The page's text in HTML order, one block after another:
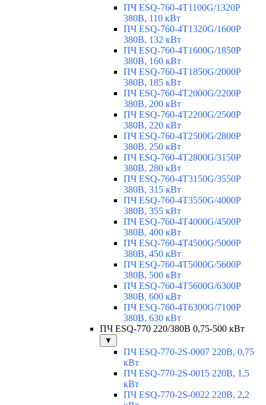
ПЧ ESQ-760-4T1100G/1320P
380В, 110 кВт
ПЧ ESQ-760-4T1320G/1600P
380В, 132 кВт
ПЧ ESQ-760-4T1600G/1850P
380В, 160 кВт
ПЧ ESQ-760-4T1850G/2000P
380В, 185 кВт
ПЧ ESQ-760-4T2000G/2200P
380В, 200 кВт
ПЧ ESQ-760-4T2200G/2500P
380В, 220 кВт
ПЧ ESQ-760-4T2500G/2800P
380В, 250 кВт
ПЧ ESQ-760-4T2800G/3150P
380В, 280 кВт
ПЧ ESQ-760-4T3150G/3550P
380В, 315 кВт
ПЧ ESQ-760-4T3550G/4000P
380В, 355 кВт
ПЧ ESQ-760-4T4000G/4500P
380В, 400 кВт
ПЧ ESQ-760-4T4500G/5000P
380В, 450 кВт
ПЧ ESQ-760-4T5000G/5600P
380В, 500 кВт
ПЧ ESQ-760-4T5600G/6300P
380В, 600 кВт
ПЧ ESQ-760-4T6300G/7100P
380В, 630 кВт
ПЧ ESQ-770 220/380В 0,75-500 кВт
▼
ПЧ ESQ-770-2S-0007 220В, 0,75
кВт
ПЧ ESQ-770-2S-0015 220В, 1,5
кВт
ПЧ ESQ-770-2S-0022 220В, 2,2